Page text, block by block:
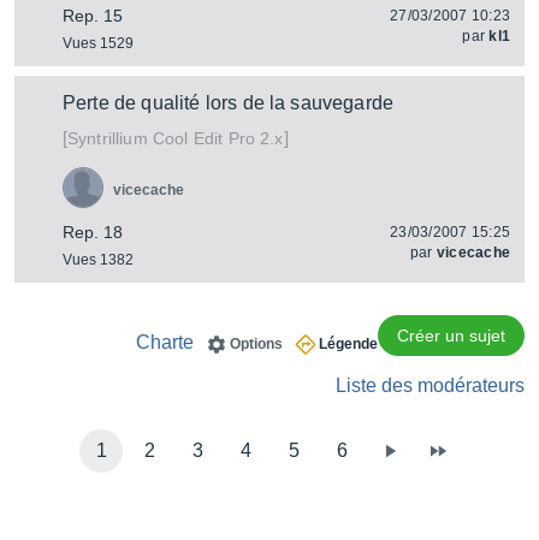
Rep. 15
Vues 1529
27/03/2007 10:23
par kl1
Perte de qualité lors de la sauvegarde
[Syntrillium Cool Edit Pro 2.x]
Rep. 18
Vues 1382
vicecache
23/03/2007 15:25
par vicecache
Créer un sujet
Légende
Options
Charte
Liste des modérateurs
1 2 3 4 5 6